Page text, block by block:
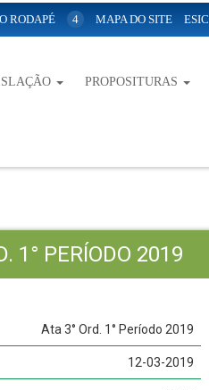
RODAPÉ 4 MAPA DO SITE ESIC
PROPOSITURAS
1° PERÍODO 2019
Ata 3° Ord. 1° Período 2019
12-03-2019